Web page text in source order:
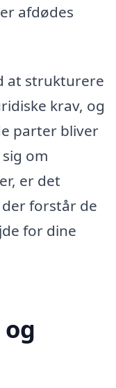
afdødes
at strukturere
krav, og
parter bliver
om
er det
forstår de
for dine